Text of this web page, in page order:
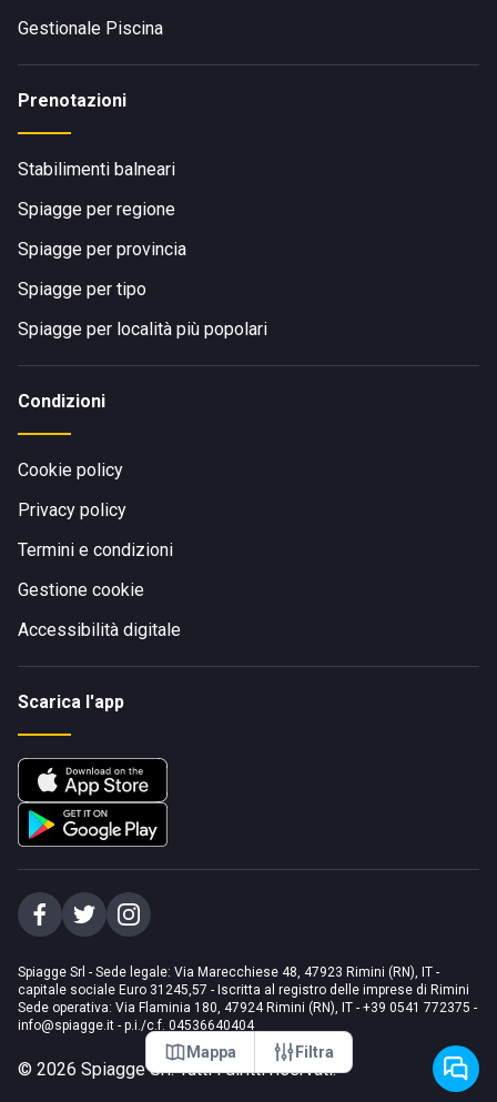
Mappa Filtra
Gestionale Piscina
Prenotazioni
Stabilimenti balneari
Spiagge per regione
Spiagge per provincia
Spiagge per tipo
Spiagge per località più popolari
Condizioni
Cookie policy
Privacy policy
Termini e condizioni
Gestione cookie
Accessibilità digitale
Scarica l'app
Spiagge Srl - Sede legale: Via Marecchiese 48, 47923 Rimini (RN), IT -
capitale sociale Euro 31245,57 - Iscritta al registro delle imprese di Rimini
Sede operativa: Via Flaminia 180, 47924 Rimini (RN), IT - +39 0541 772375 -
info@spiagge.it - p.i./c.f. 04536640404
© 2026 Spiagge Srl. Tutti i diritti riservati.